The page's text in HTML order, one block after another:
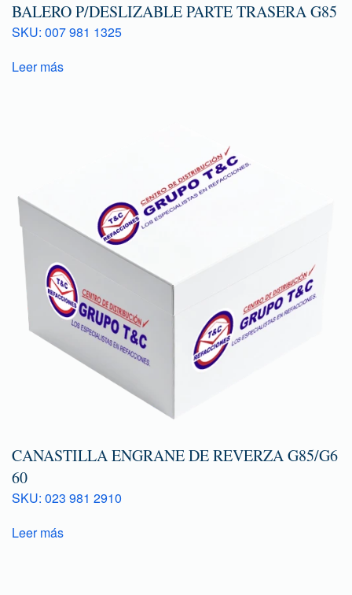
BALERO P/DESLIZABLE PARTE TRASERA G85
SKU: 007 981 1325
Leer más
CANASTILLA ENGRANE DE REVERZA G85/G6
60
SKU: 023 981 2910
Leer más